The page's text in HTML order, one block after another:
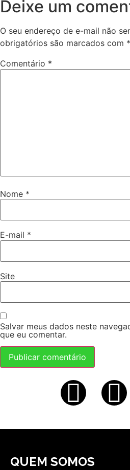
Deixe um
O seu endereço de e-mail não
obrigatórios são marcados com *
Comentário *
Nome *
E-mail *
Site
Salvar meus dados neste
que eu comentar.
QUEM SOMOS